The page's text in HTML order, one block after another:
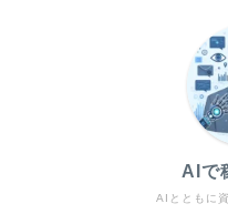
AIとともに
AIで